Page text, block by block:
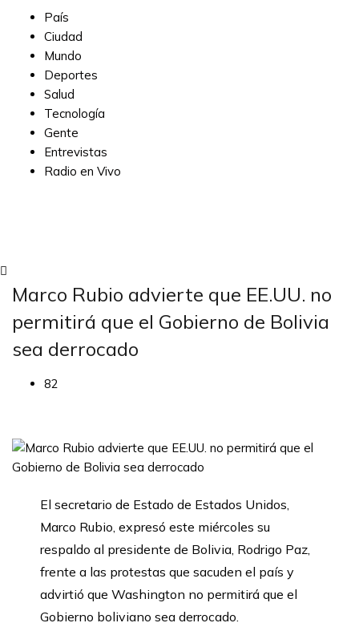
País
Ciudad
Mundo
Deportes
Salud
Tecnología
Gente
Entrevistas
Radio en Vivo
Marco Rubio advierte que EE.UU. no
permitirá que el Gobierno de Bolivia
sea derrocado
82
El secretario de Estado de Estados Unidos,
Marco Rubio, expresó este miércoles su
respaldo al presidente de Bolivia, Rodrigo Paz,
frente a las protestas que sacuden el país y
advirtió que Washington no permitirá que el
Gobierno boliviano sea derrocado.